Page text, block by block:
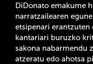
DiDonato emakume
narratzailearen
etsipenari erantzuten
kantariari buruzko
sakona nabarmendu
atzeratu edo ahotsa